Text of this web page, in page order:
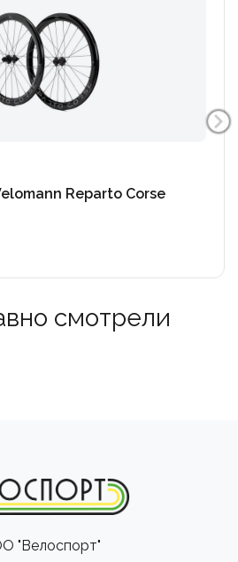
Reparto Corse
смотрели
"Велоспорт"